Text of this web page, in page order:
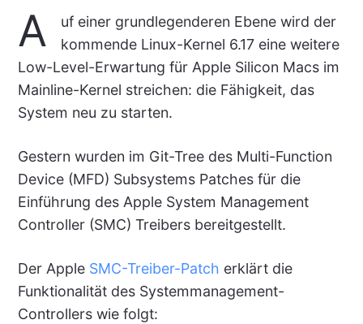
A
uf einer grundlegenderen Ebene wird der
kommende Linux-Kernel 6.17 eine weitere
Low-Level-Erwartung für Apple Silicon Macs im
Mainline-Kernel streichen: die Fähigkeit, das
System neu zu starten.
Gestern wurden im Git-Tree des Multi-Function
Device (MFD) Subsystems Patches für die
Einführung des Apple System Management
Controller (SMC) Treibers bereitgestellt.
Der Apple SMC-Treiber-Patch erklärt die
Funktionalität des Systemmanagement-
Controllers wie folgt: